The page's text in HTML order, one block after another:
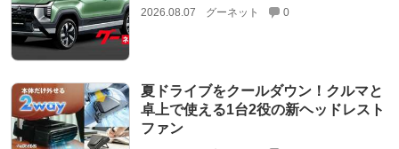
2026.08.07 グーネット 0
夏ドライブをクールダウン！クルマと
卓上で使える1台2役の新ヘッドレスト
ファン